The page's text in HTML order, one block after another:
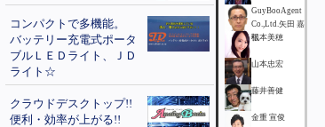
コンパクトで多機能。
バッテリー充電式ポータ
ブルＬＥＤライト、ＪＤ
ライト☆
クラウドデスクトップ!!
便利・効率が上がる!!
GuyBooAgent
Co.,Ltd.矢田 嘉
弘
根本美穂
山本忠宏
藤井善健
金重 宣俊